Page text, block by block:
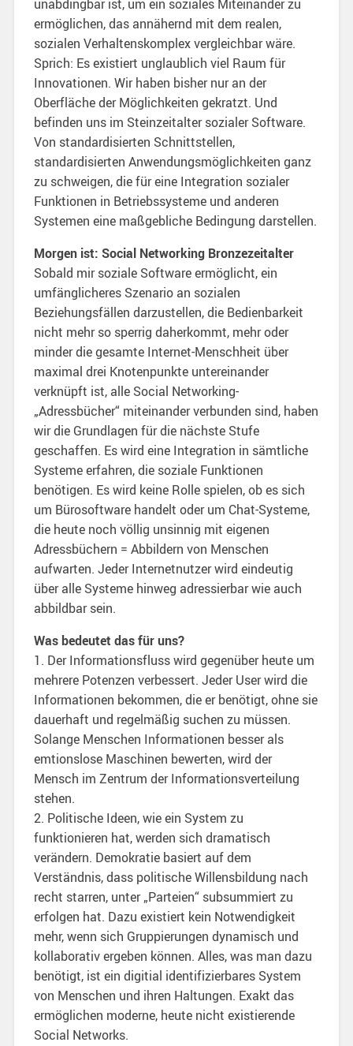
unabdingbar ist, um ein soziales Miteinander zu
ermöglichen, das annähernd mit dem realen,
sozialen Verhaltenskomplex vergleichbar wäre.
Sprich: Es existiert unglaublich viel Raum für
Innovationen. Wir haben bisher nur an der
Oberfläche der Möglichkeiten gekratzt. Und
befinden uns im Steinzeitalter sozialer Software.
Von standardisierten Schnittstellen,
standardisierten Anwendungsmöglichkeiten ganz
zu schweigen, die für eine Integration sozialer
Funktionen in Betriebssysteme und anderen
Systemen eine maßgebliche Bedingung darstellen.
Morgen ist: Social Networking Bronzezeitalter
Sobald mir soziale Software ermöglicht, ein
umfänglicheres Szenario an sozialen
Beziehungsfällen darzustellen, die Bedienbarkeit
nicht mehr so sperrig daherkommt, mehr oder
minder die gesamte Internet-Menschheit über
maximal drei Knotenpunkte untereinander
verknüpft ist, alle Social Networking-
„Adressbücher“ miteinander verbunden sind, haben
wir die Grundlagen für die nächste Stufe
geschaffen. Es wird eine Integration in sämtliche
Systeme erfahren, die soziale Funktionen
benötigen. Es wird keine Rolle spielen, ob es sich
um Bürosoftware handelt oder um Chat-Systeme,
die heute noch völlig unsinnig mit eigenen
Adressbüchern = Abbildern von Menschen
aufwarten. Jeder Internetnutzer wird eindeutig
über alle Systeme hinweg adressierbar wie auch
abbildbar sein.
Was bedeutet das für uns?
1. Der Informationsfluss wird gegenüber heute um
mehrere Potenzen verbessert. Jeder User wird die
Informationen bekommen, die er benötigt, ohne sie
dauerhaft und regelmäßig suchen zu müssen.
Solange Menschen Informationen besser als
emtionslose Maschinen bewerten, wird der
Mensch im Zentrum der Informationsverteilung
stehen.
2. Politische Ideen, wie ein System zu
funktionieren hat, werden sich dramatisch
verändern. Demokratie basiert auf dem
Verständnis, dass politische Willensbildung nach
recht starren, unter „Parteien“ subsummiert zu
erfolgen hat. Dazu existiert kein Notwendigkeit
mehr, wenn sich Gruppierungen dynamisch und
kollaborativ ergeben können. Alles, was man dazu
benötigt, ist ein digitial identifizierbares System
von Menschen und ihren Haltungen. Exakt das
ermöglichen moderne, heute nicht existierende
Social Networks.